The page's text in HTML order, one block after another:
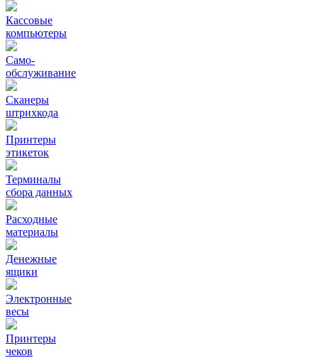
Кассовые
компьютеры
Само-
обслуживание
Сканеры
штрихкода
Принтеры
этикеток
Терминалы
сбора данных
Расходные
материалы
Денежные
ящики
Электронные
весы
Принтеры
чеков